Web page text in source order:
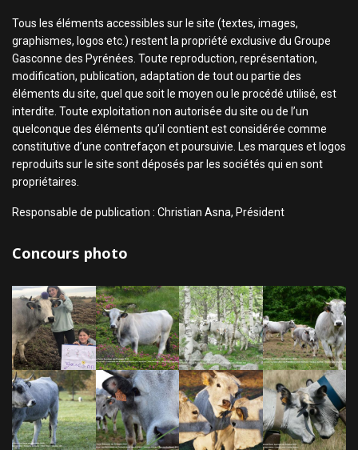
Tous les éléments accessibles sur le site (textes, images,
graphismes, logos etc.) restent la propriété exclusive du Groupe
Gasconne des Pyrénées. Toute reproduction, représentation,
modification, publication, adaptation de tout ou partie des
éléments du site, quel que soit le moyen ou le procédé utilisé, est
interdite. Toute exploitation non autorisée du site ou de l’un
quelconque des éléments qu’il contient est considérée comme
constitutive d’une contrefaçon et poursuivie. Les marques et logos
reproduits sur le site sont déposés par les sociétés qui en sont
propriétaires.
Responsable de publication : Christian Asna, Président
Concours photo